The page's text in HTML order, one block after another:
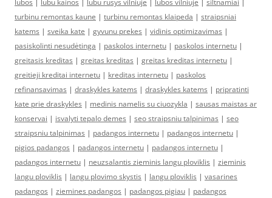
lubos | lubu kainos | lubu rusys vilniuje | lubos vilniuje | siltnamiai |
turbinu remontas kaune | turbinu remontas klaipeda | straipsniai
katems | sveika kate | gyvunu prekes | vidinis optimizavimas |
pasiskolinti nesudėtinga | paskolos internetu | paskolos internetu |
greitasis kreditas | greitas kreditas | greitas kreditas internetu |
greitieji kreditai internetu | kreditas internetu | paskolos
refinansavimas | draskykles katems | draskykles katems | pripratinti
kate prie draskykles | medinis namelis su ciuozykla | sausas maistas ar
konservai | isvalyti tepalo demes | seo straipsniu talpinimas | seo
straipsniu talpinimas | padangos internetu | padangos internetu |
pigios padangos | padangos internetu | padangos internetu |
padangos internetu | neuzsalantis zieminis langu ploviklis | zieminis
langu ploviklis | langu plovimo skystis | langu ploviklis | vasarines
padangos | ziemines padangos | padangos pigiau | padangos